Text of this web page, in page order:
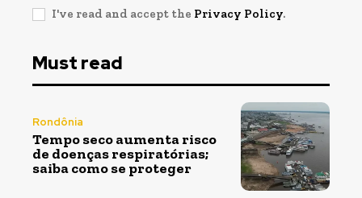
I've read and accept the Privacy Policy.
Must read
Rondônia
Tempo seco aumenta risco
de doenças respiratórias;
saiba como se proteger